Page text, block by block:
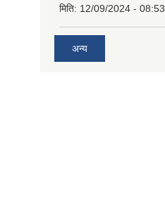
मिति: 12/09/2024 - 08:53
अन्य